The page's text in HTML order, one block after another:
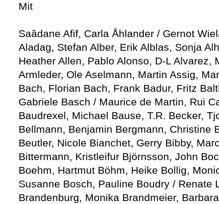
Mit
Saâdane Afif, Carla Åhlander / Gernot
Aladag, Stefan Alber, Erik Alblas, Sonja
Heather Allen, Pablo Alonso, D-L Alvarez,
Armleder, Ole Aselmann, Martin Assig,
Bach, Florian Bach, Frank Badur, Fritz
Gabriele Basch / Maurice de Martin, Rui
Baudrexel, Michael Bause, T.R. Becker,
Bellmann, Benjamin Bergmann, Christine
Beutler, Nicole Bianchet, Gerry Bibby,
Bittermann, Kristleifur Björnsson, John
Boehm, Hartmut Böhm, Heike Bollig,
Susanne Bosch, Pauline Boudry / Renate
Brandenburg, Monika Brandmeier,